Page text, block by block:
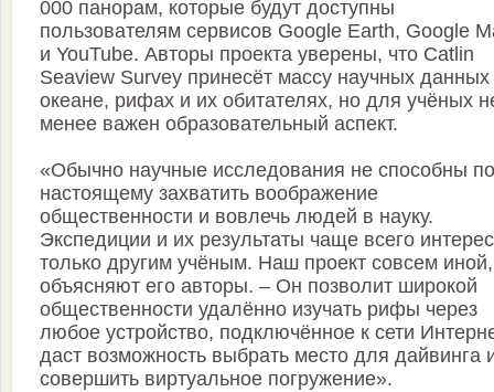
000 панорам, которые будут доступны
пользователям сервисов Google Earth, Google
и YouTube. Авторы проекта уверены, что Catlin
Seaview Survey принесёт массу научных данных
океане, рифах и их обитателях, но для учёных
менее важен образовательный аспект.
«Обычно научные исследования не способны
настоящему захватить воображение
общественности и вовлечь людей в науку.
Экспедиции и их результаты чаще всего
только другим учёным. Наш проект совсем
объясняют его авторы. – Он позволит широкой
общественности удалённо изучать рифы через
любое устройство, подключённое к сети
даст возможность выбрать место для дайвинга
совершить виртуальное погружение».